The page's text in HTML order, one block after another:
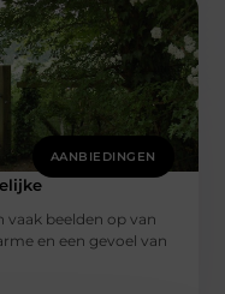
AANBIEDINGEN
vaak beelden op van
en een gevoel van